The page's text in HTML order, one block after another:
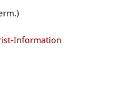
Information